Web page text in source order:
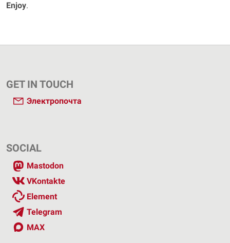
Enjoy.
GET IN TOUCH
Электропочта
SOCIAL
Mastodon
VKontakte
Element
Telegram
MAX